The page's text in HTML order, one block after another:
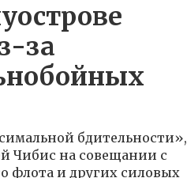
за
бдительности»,
Чибис на совещании с
флота и других силовых